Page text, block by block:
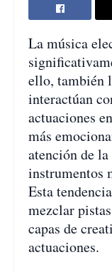
La música
ello, también
interactúan
actuaciones
más
atención de
instrumentos
Esta
mezclar
capas de
actuaciones.